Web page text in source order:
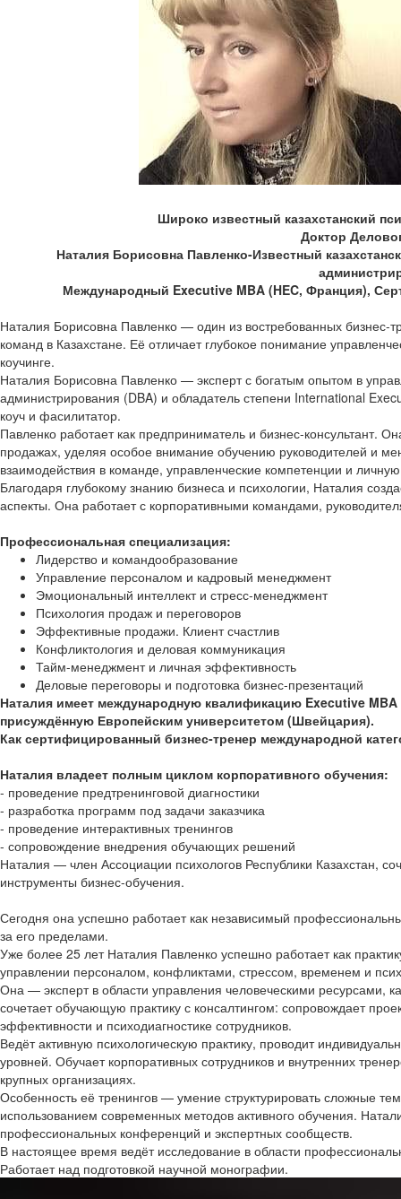
Широко известный казахстанский
Доктор
Наталия Борисовна Павленко-Известный
Международный Executive MBA (HEC, Франция),
Наталия Борисовна Павленко — один из востребованных бизнес-
команд в Казахстане. Её отличает глубокое понимание
коучинге.
Наталия Борисовна Павленко — эксперт с богатым опытом в
администрирования (DBA) и обладатель степени International
коуч и фасилитатор.
Павленко работает как предприниматель и бизнес-
продажах, уделяя особое внимание обучению руководителей и
взаимодействия в команде, управленческие компетенции и личную
Благодаря глубокому знанию бизнеса и психологии, Наталия
аспекты. Она работает с корпоративными командами,
Профессиональная специализация:
Лидерство и командообразование
Управление персоналом и кадровый менеджмент
Эмоциональный интеллект и стресс-менеджмент
Психология продаж и переговоров
Эффективные продажи. Клиент счастлив
Конфликтология и деловая коммуникация
Тайм-менеджмент и личная эффективность
Деловые переговоры и подготовка бизнес-презентаций
Наталия имеет международную квалификацию Executive
присуждённую Европейским университетом (Швейцария).
Как сертифицированный бизнес-тренер международной
Наталия владеет полным циклом корпоративного обучения:
- проведение предтренинговой диагностики
- разработка программ под задачи заказчика
- проведение интерактивных тренингов
- сопровождение внедрения обучающих решений
Наталия — член Ассоциации психологов Республики Казахстан,
инструменты бизнес-обучения.
Сегодня она успешно работает как независимый
за его пределами.
Уже более 25 лет Наталия Павленко успешно работает как
управлении персоналом, конфликтами, стрессом, временем и
Она — эксперт в области управления человеческими ресурсами,
сочетает обучающую практику с консалтингом: сопровождает
эффективности и психодиагностике сотрудников.
Ведёт активную психологическую практику, проводит
уровней. Обучает корпоративных сотрудников и внутренних
крупных организациях.
Особенность её тренингов — умение структурировать сложные
использованием современных методов активного обучения.
профессиональных конференций и экспертных сообществ.
В настоящее время ведёт исследование в области
Работает над подготовкой научной монографии.